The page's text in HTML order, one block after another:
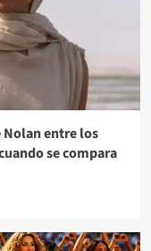
Nolan entre los
se compara